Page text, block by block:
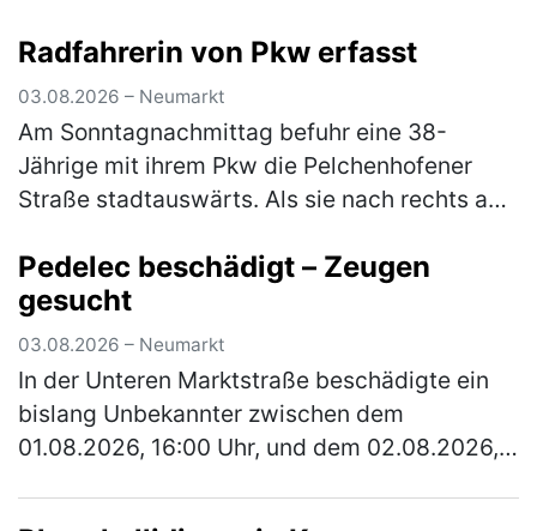
Jüngere ein Messer und bedr…(mehr)
Radfahrerin von Pkw erfasst
03.08.2026 – Neumarkt
Am Sonntagnachmittag befuhr eine 38-
Jährige mit ihrem Pkw die Pelchenhofener
Straße stadtauswärts. Als sie nach rechts auf
66-jährige Radfahrerin, die den…(mehr)
Pedelec beschädigt – Zeugen
gesucht
03.08.2026 – Neumarkt
In der Unteren Marktstraße beschädigte ein
bislang Unbekannter zwischen dem
01.08.2026, 16:00 Uhr, und dem 02.08.2026,